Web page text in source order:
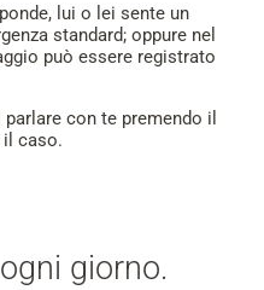
lui o lei sente un
standard; oppure nel
può essere registrato
con te premendo il
il caso.
giorno.